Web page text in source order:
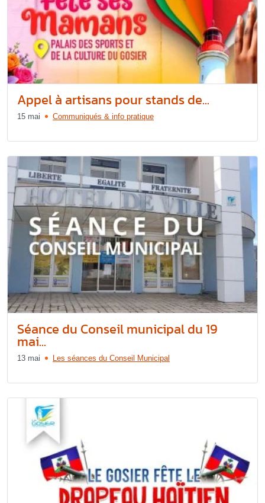
Appel à artisans pour stands de...
15 mai Communiqués & info pratique
Séance du Conseil municipal du 19
mai...
13 mai Les séances du Conseil Municipal